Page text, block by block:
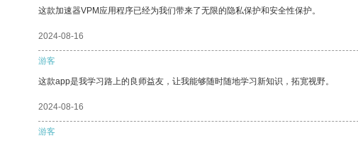
这款加速器VPM应用程序已经为我们带来了无限的隐私保护和安全性保护。
2024-08-16
游客
这款app是我学习路上的良师益友，让我能够随时随地学习新知识，拓宽视野。
2024-08-16
游客